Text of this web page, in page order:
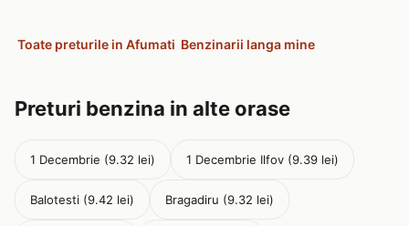
Toate preturile in Afumati Benzinarii langa mine
Preturi benzina in alte orase
1 Decembrie (9.32 lei) 1 Decembrie Ilfov (9.39 lei)
Balotesti (9.42 lei) Bragadiru (9.32 lei)